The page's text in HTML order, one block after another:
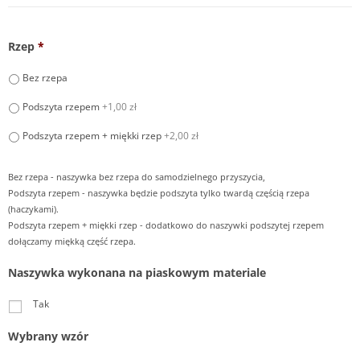
Rzep *
Bez rzepa
Podszyta rzepem+1,00 zł
Podszyta rzepem + miękki rzep+2,00 zł
Bez rzepa - naszywka bez rzepa do samodzielnego przyszycia,
Podszyta rzepem - naszywka będzie podszyta tylko twardą częścią rzepa
(haczykami).
Podszyta rzepem + miękki rzep - dodatkowo do naszywki podszytej rzepem
dołączamy miękką część rzepa.
Naszywka wykonana na piaskowym materiale
Tak
Wybrany wzór